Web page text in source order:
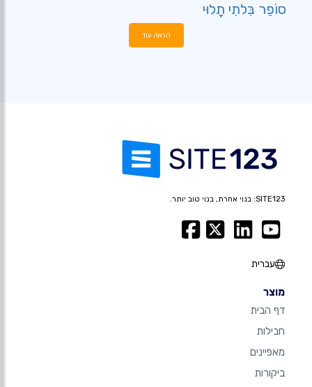
סוֹפֵר בִּלתִי תָלוּי
הראה עוד
SITE123: בנוי אחרת, בנוי טוב יותר.
עברית
מוצר
דף הבית
חבילות
מאפיינים
ביקורות